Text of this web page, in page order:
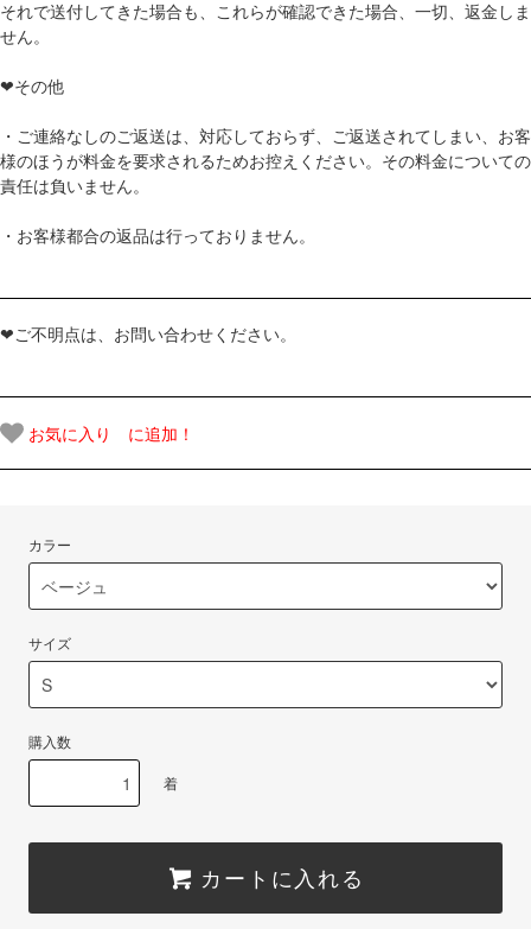
それで送付してきた場合も、これらが確認できた場合、一切、返金しま
せん。
❤その他
・ご連絡なしのご返送は、対応しておらず、ご返送されてしまい、お客
様のほうが料金を要求されるためお控えください。その料金についての
責任は負いません。
・お客様都合の返品は行っておりません。
❤ご不明点は、お問い合わせください。
お気に入り に追加！
カラー
サイズ
購入数
着
カートに入れる